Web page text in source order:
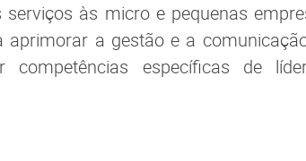
às micro e pequenas
aprimorar a gestão e a
competências específicas de